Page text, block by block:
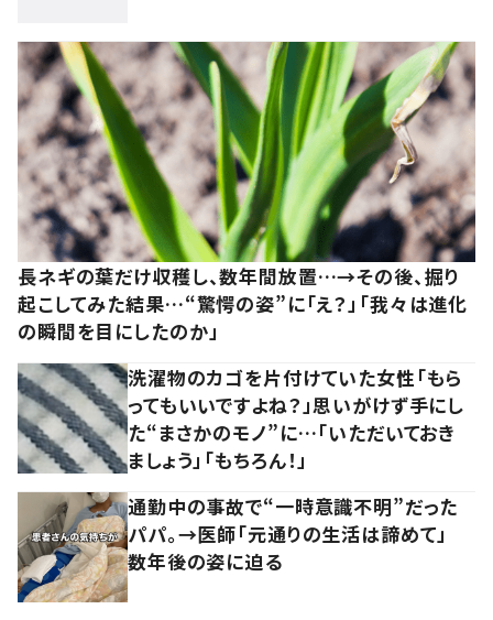
長ネギの葉だけ収穫し、数年間放置…→その後、掘り
起こしてみた結果…“驚愕の姿”に「え？」「我々は進化
の瞬間を目にしたのか」
洗濯物のカゴを片付けていた女性「もら
ってもいいですよね？」思いがけず手にし
た“まさかのモノ”に…「いただいておき
ましょう」「もちろん！」
通勤中の事故で“一時意識不明”だった
パパ。→医師「元通りの生活は諦めて」
数年後の姿に迫る